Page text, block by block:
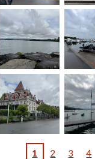
1 2 3 4